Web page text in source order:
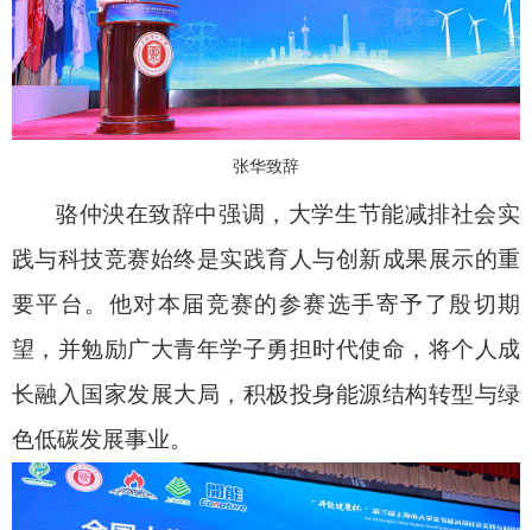
张华致辞
骆仲泱在致辞中强调，大学生节能减排社会实
践与科技竞赛始终是实践育人与创新成果展示的重
要平台。他对本届竞赛的参赛选手寄予了殷切期
望，并勉励广大青年学子勇担时代使命，将个人成
长融入国家发展大局，积极投身能源结构转型与绿
色低碳发展事业。